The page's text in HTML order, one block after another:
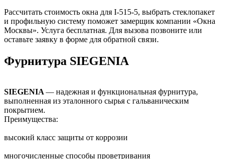
Рассчитать стоимость окна для I-515-5, выбрать стеклопакет
и профильную систему поможет замерщик компании «Окна
Москвы». Услуга бесплатная. Для вызова позвоните или
оставьте заявку в форме для обратной связи.
Фурнитура SIEGENIA
SIEGENIA — надежная и функциональная фурнитура,
выполненная из эталонного сырья с гальваническим
покрытием.
Преимущества:
высокий класс защиты от коррозии
многочисленные способы проветривания